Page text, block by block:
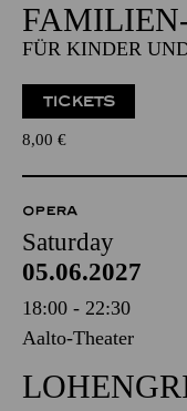
FÜR KINDER
TICKETS
8,00 €
OPERA
Saturday
05.06.2027
18:00 - 22:30
Aalto-Theater